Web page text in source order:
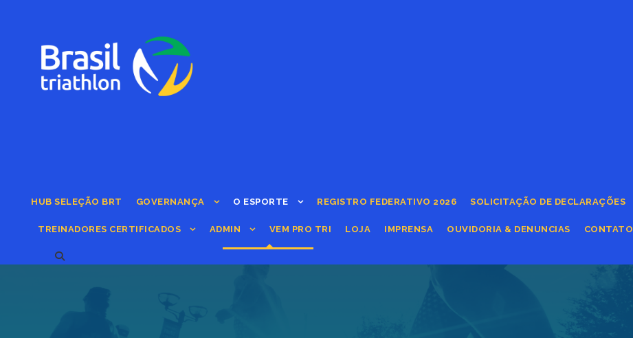
HUB SELEÇÃO BRT GOVERNANÇA O ESPORTE REGISTRO FEDERATIVO 2026 SOLICITAÇÃO DE DECLARAÇÕES
TREINADORES CERTIFICADOS ADMIN VEM PRO TRI LOJA IMPRENSA OUVIDORIA & DENUNCIAS CONTATO